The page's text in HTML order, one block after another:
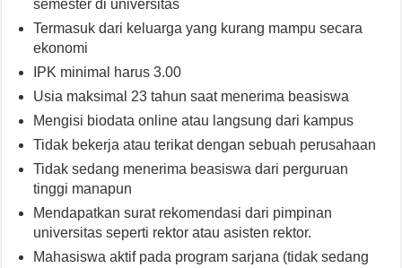
semester di universitas
Termasuk dari keluarga yang kurang mampu secara
ekonomi
IPK minimal harus 3.00
Usia maksimal 23 tahun saat menerima beasiswa
Mengisi biodata online atau langsung dari kampus
Tidak bekerja atau terikat dengan sebuah perusahaan
Tidak sedang menerima beasiswa dari perguruan
tinggi manapun
Mendapatkan surat rekomendasi dari pimpinan
universitas seperti rektor atau asisten rektor.
Mahasiswa aktif pada program sarjana (tidak sedang